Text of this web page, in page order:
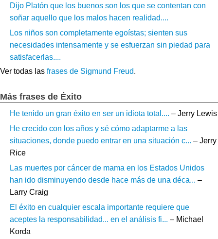
Dijo Platón que los buenos son los que se contentan con
soñar aquello que los malos hacen realidad....
Los niños son completamente egoístas; sienten sus
necesidades intensamente y se esfuerzan sin piedad para
satisfacerlas....
Ver todas las frases de Sigmund Freud.
Más frases de Éxito
He tenido un gran éxito en ser un idiota total.... – Jerry Lewis
He crecido con los años y sé cómo adaptarme a las
situaciones, donde puedo entrar en una situación c... – Jerry
Rice
Las muertes por cáncer de mama en los Estados Unidos
han ido disminuyendo desde hace más de una déca... –
Larry Craig
El éxito en cualquier escala importante requiere que
aceptes la responsabilidad... en el análisis fi... – Michael
Korda